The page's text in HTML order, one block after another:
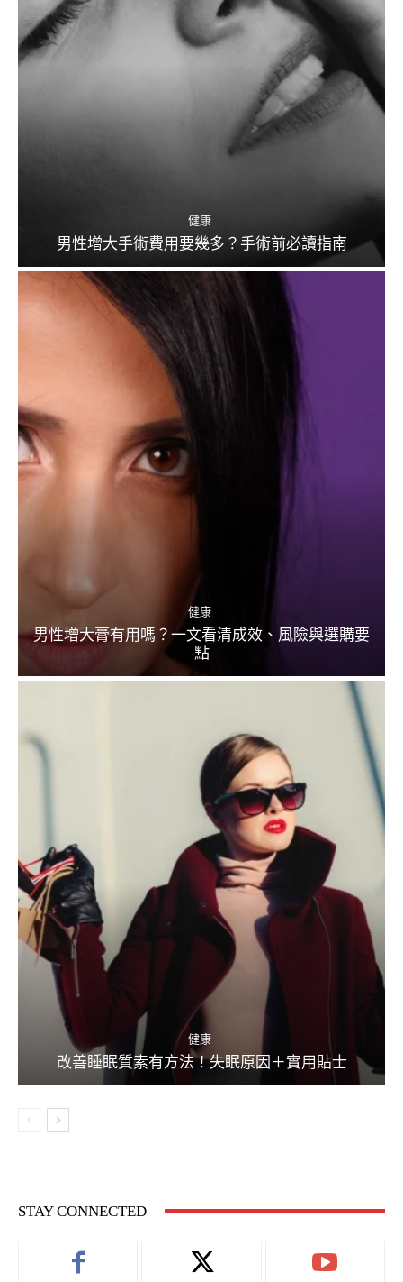
健康
男性增大手術費用要幾多？手術前必讀指南
健康
男性增大膏有用嗎？一文看清成效、風險與選購要
點
健康
改善睡眠質素有方法！失眠原因＋實用貼士
STAY CONNECTED